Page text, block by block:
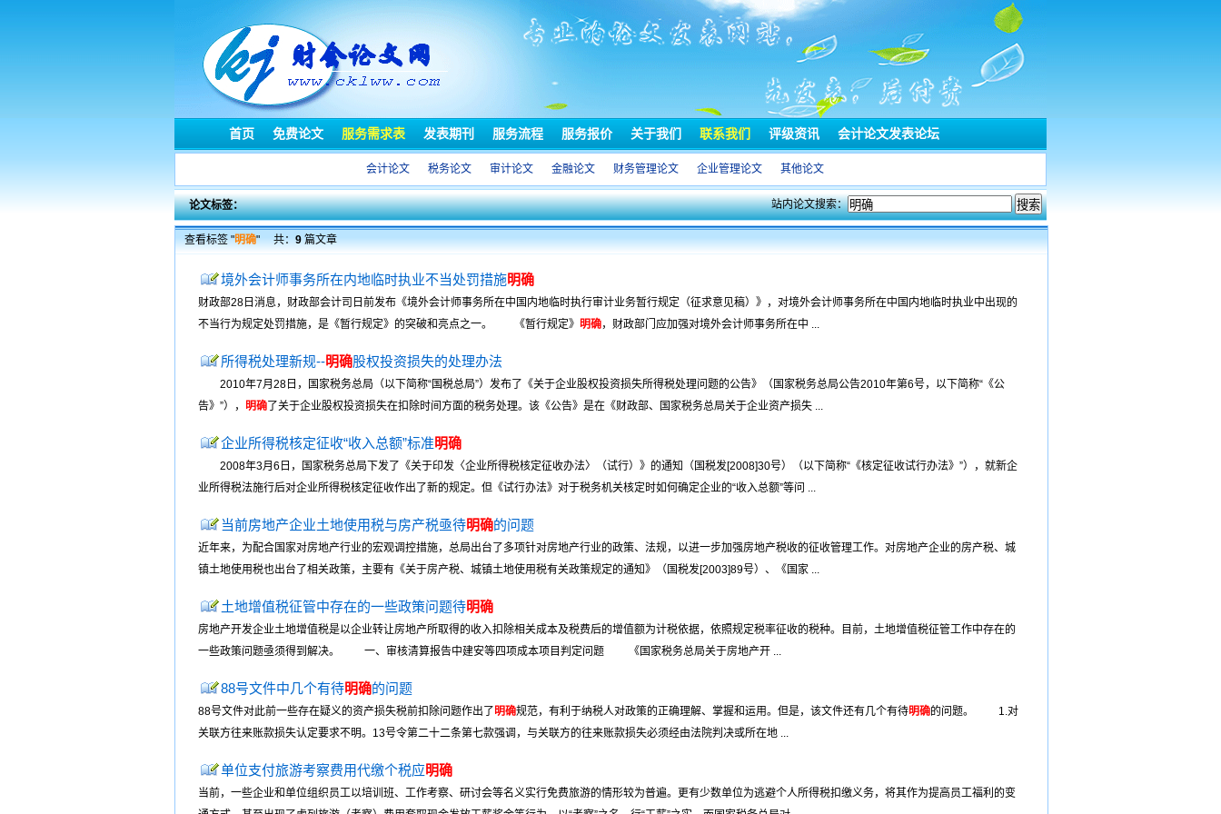
首页 免费论文 服务需求表 发表期刊 服务流程 服务报价 关于我们 联系我们 评级资讯 会计论文发表论坛
会计论文 税务论文 审计论文 金融论文 财务管理论文 企业管理论文 其他论文
论文标签： 站内论文搜索：
查看标签 "明确" 共：9篇文章
境外会计师事务所在内地临时执业不当处罚措施明确
财政部28日消息，财政部会计司日前发布《境外会计师事务所在中国内地临时执行审计业务暂行规定（征求意见稿）》，对境外会计师事务所在中国内地临时执业中出现的
不当行为规定处罚措施，是《暂行规定》的突破和亮点之一。 《暂行规定》 明确，财政部门应加强对境外会计师事务所在中 ...
所得税处理新规--明确股权投资损失的处理办法
2010年7月28日，国家税务总局（以下简称“国税总局”）发布了《关于企业股权投资损失所得税处理问题的公告》（国家税务总局公告2010年第6号，以下简称“《公
告》”）， 明确 了关于企业股权投资损失在扣除时间方面的税务处理。该《公告》是在《财政部、国家税务总局关于企业资产损失 ...
企业所得税核定征收“收入总额”标准明确
2008年3月6日，国家税务总局下发了《关于印发〈企业所得税核定征收办法〉（试行）》的通知（国税发[2008]30号）（以下简称“《核定征收试行办法》”），就新企
业所得税法施行后对企业所得税核定征收作出了新的规定。但《试行办法》对于税务机关核定时如何确定企业的“收入总额”等问 ...
当前房地产企业土地使用税与房产税亟待明确的问题
近年来，为配合国家对房地产行业的宏观调控措施，总局出台了多项针对房地产行业的政策、法规，以进一步加强房地产税收的征收管理工作。对房地产企业的房产税、城
镇土地使用税也出台了相关政策，主要有《关于房产税、城镇土地使用税有关政策规定的通知》（国税发[2003]89号）、《国家 ...
土地增值税征管中存在的一些政策问题待明确
房地产开发企业土地增值税是以企业转让房地产所取得的收入扣除相关成本及税费后的增值额为计税依据，依照规定税率征收的税种。目前，土地增值税征管工作中存在的
一些政策问题亟须得到解决。 一、审核清算报告中建安等四项成本项目判定问题 《国家税务总局关于房地产开 ...
88号文件中几个有待明确的问题
88号文件对此前一些存在疑义的资产损失税前扣除问题作出了 明确规范，有利于纳税人对政策的正确理解、掌握和运用。但是，该文件还有几个有待明确的问题。 1.对
关联方往来账款损失认定要求不明。13号令第二十二条第七款强调，与关联方的往来账款损失必须经由法院判决或所在地 ...
单位支付旅游考察费用代缴个税应明确
当前，一些企业和单位组织员工以培训班、工作考察、研讨会等名义实行免费旅游的情形较为普遍。更有少数单位为逃避个人所得税扣缴义务，将其作为提高员工福利的变